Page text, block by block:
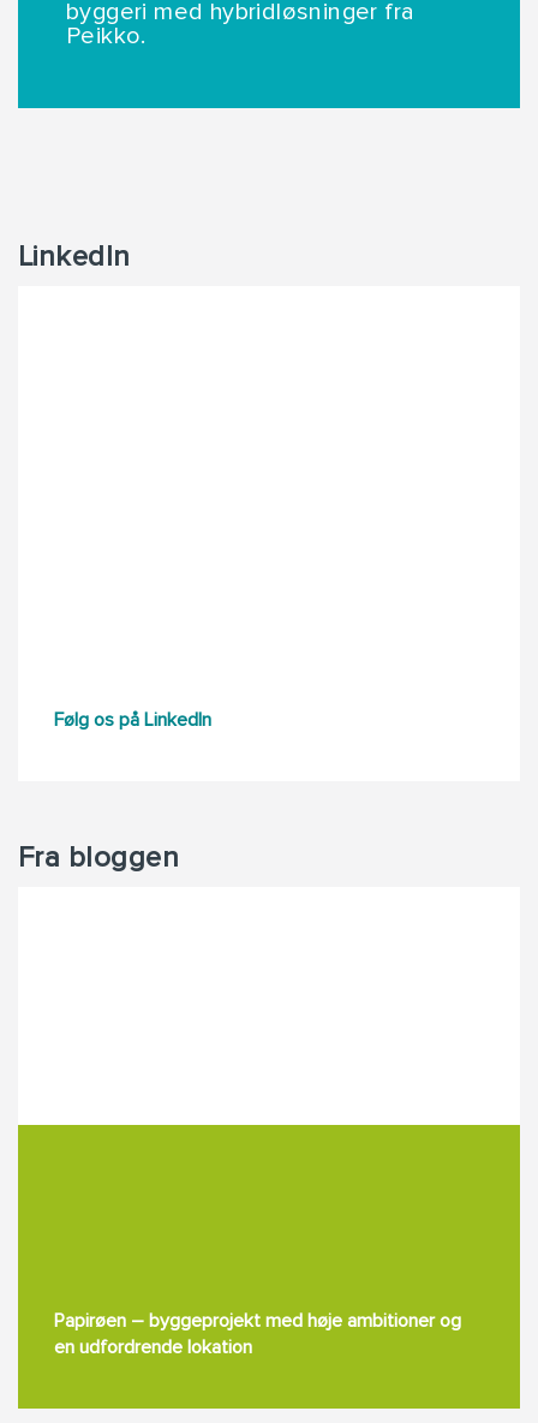
byggeri med hybridløsninger fra
Peikko.
LinkedIn
Følg os på LinkedIn
Fra bloggen
Papirøen – byggeprojekt med høje ambitioner og
en udfordrende lokation